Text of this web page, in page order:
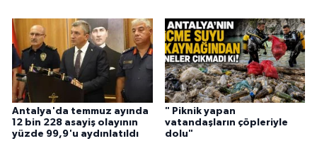
Antalya'da temmuz ayında
12 bin 228 asayiş olayının
yüzde 99,9'u aydınlatıldı
" Piknik yapan
vatandaşların çöpleriyle
dolu"